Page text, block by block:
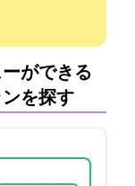
ができる
を探す